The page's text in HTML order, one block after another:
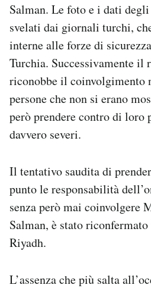
Salman. Le foto e i dati
svelati dai giornali turchi,
interne alle forze di
Turchia. Successivamente il
riconobbe il coinvolgimento
persone che non si erano
però prendere contro di loro
davvero severi.
Il tentativo saudita di
punto le responsabilità
senza però mai coinvolgere
Salman, è stato
Riyadh.
L’assenza che più salta